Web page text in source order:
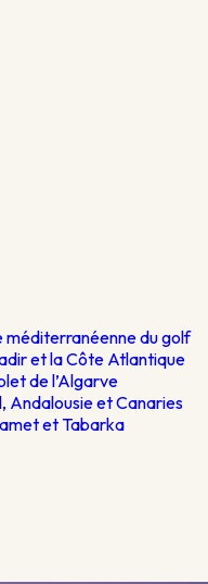
méditerranéenne du golf
et la Côte Atlantique
de l’Algarve
Andalousie et Canaries
et Tabarka